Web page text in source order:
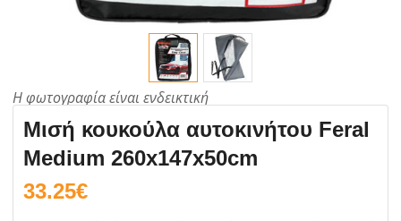
Μισή κουκούλα αυτοκινήτου Feral
Medium 260x147x50cm
33.25€